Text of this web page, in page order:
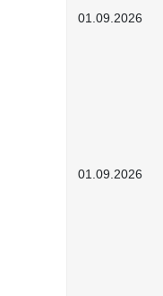
01.09.2026
01.09.2026